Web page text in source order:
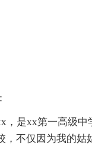
，是xx第一高级中
，不仅因为我的姑